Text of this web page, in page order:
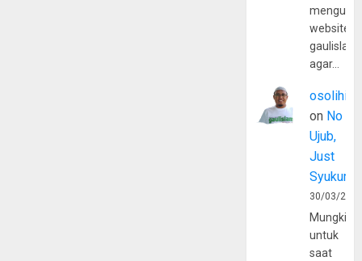
website
agar…
osolihin
on No
Ujub,
Just
Syukur
30/03/
Mungkin
untuk
saat